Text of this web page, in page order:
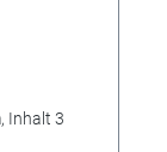
Inhalt 3